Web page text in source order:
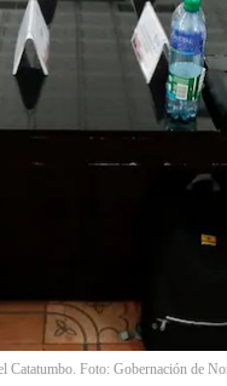
Foto: Gobernación de